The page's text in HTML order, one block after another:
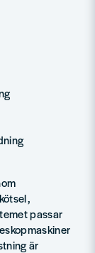
passar
är